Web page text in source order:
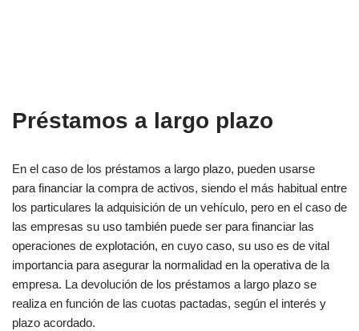
Préstamos a largo plazo
En el caso de los préstamos a largo plazo, pueden usarse
para financiar la compra de activos, siendo el más habitual entre
los particulares la adquisición de un vehículo, pero en el caso de
las empresas su uso también puede ser para financiar las
operaciones de explotación, en cuyo caso, su uso es de vital
importancia para asegurar la normalidad en la operativa de la
empresa. La devolución de los préstamos a largo plazo se
realiza en función de las cuotas pactadas, según el interés y
plazo acordado.